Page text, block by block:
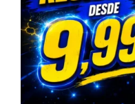
PRODUCTOS